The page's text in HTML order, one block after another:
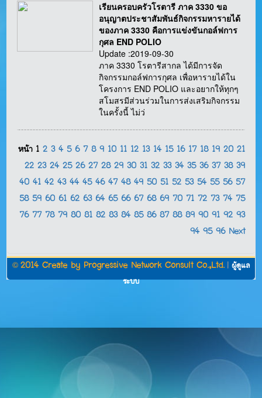
เรียนครอบครัวโรตารี ภาค 3330 ขอ
อนุญาตประชาสัมพันธ์กิจกรรมหารายได้
ของภาค 3330 คือการแข่งขันกอล์ฟการ
กุศล END POLIO
Update :2019-09-30
ภาค 3330 โรตารีสากล ได้มีการจัด
กิจกรรมกอล์ฟการกุศล เพื่อหารายได้ใน
โครงการ END POLIO และอยากให้ทุกๆ
สโมสรมีส่วนร่วมในการส่งเสริมกิจกรรม
ในครั้งนี้ ไม่ว่
หน้า 1 2 3 4 5 6 7 8 9 10 11 12 13 14 15 16 17 18 19 20 21
22 23 24 25 26 27 28 29 30 31 32 33 34 35 36 37 38 39
40 41 42 43 44 45 46 47 48 49 50 51 52 53 54 55 56 57
58 59 60 61 62 63 64 65 66 67 68 69 70 71 72 73 74 75
76 77 78 79 80 81 82 83 84 85 86 87 88 89 90 91 92 93
94 95 96 Next
© 2014 Create by Progressive Network Consult Co.,Ltd. ผู้ดูแล
ระบบ